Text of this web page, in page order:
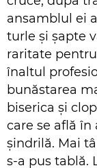
ansamblul ei
turle și șapte
raritate
înaltul
bunăstarea
biserica și
care se află în
șindrilă. Mai
s-a pus tablă.